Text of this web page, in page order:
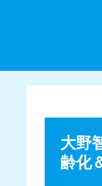
大野
齢化